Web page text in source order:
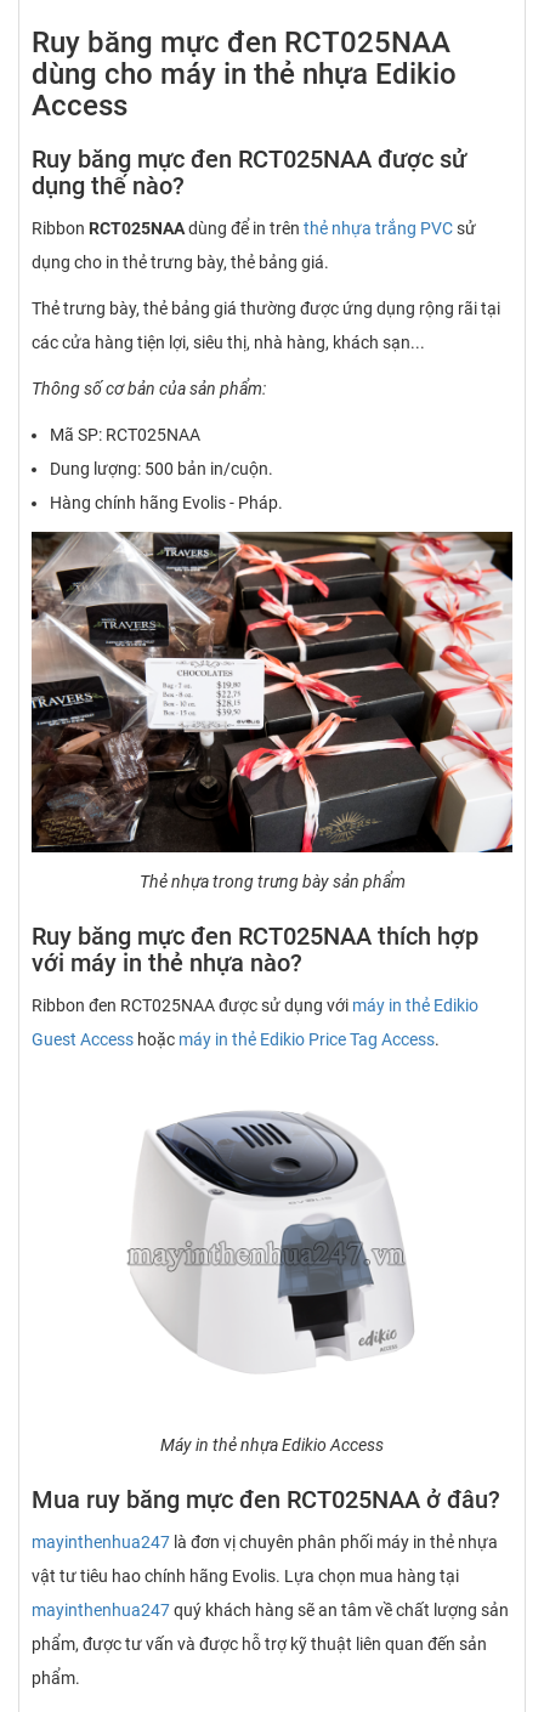
Ruy băng mực đen RCT025NAA
dùng cho máy in thẻ nhựa Edikio
Access
Ruy băng mực đen RCT025NAA được sử
dụng thế nào?
Ribbon RCT025NAAdùng để in trên thẻ nhựa trắng PVCsử
dụng cho in thẻ trưng bày, thẻ bảng giá.
Thẻ trưng bày, thẻ bảng giá thường được ứng dụng rộng rãi tại
các cửa hàng tiện lợi, siêu thị, nhà hàng, khách sạn...
Thông số cơ bản của sản phẩm:
Mã SP: RCT025NAA
Dung lượng: 500 bản in/cuộn.
Hàng chính hãng Evolis - Pháp.
Thẻ nhựa trong trưng bày sản phẩm
Ruy băng mực đen RCT025NAA thích hợp
với máy in thẻ nhựa nào?
Ribbon đen RCT025NAA được sử dụng với máy in thẻ Edikio
Guest Access hoặc máy in thẻ Edikio Price Tag Access.
Máy in thẻ nhựa Edikio Access
Mua ruy băng mực đen RCT025NAA ở đâu?
mayinthenhua247 là đơn vị chuyên phân phối máy in thẻ nhựa
vật tư tiêu hao chính hãng Evolis. Lựa chọn mua hàng tại
mayinthenhua247quý khách hàng sẽ an tâm về chất lượng sản
phẩm, được tư vấn và được hỗ trợ kỹ thuật liên quan đến sản
phẩm.